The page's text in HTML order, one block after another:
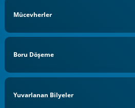
Mücevherler
Boru Döşeme
Yuvarlanan Bilyeler